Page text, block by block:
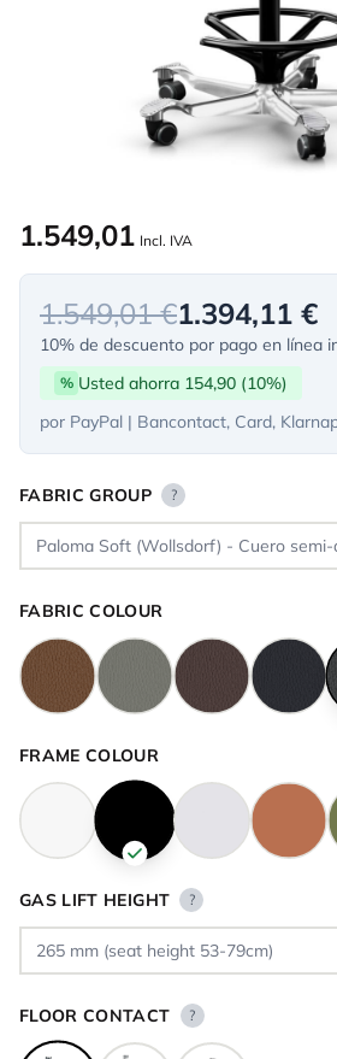
1.549,01 Incl. IVA
1.549,01 €1.394,11 €
10% de descuento por pago en línea
% Usted ahorra 154,90 (10%)
por PayPal | Bancontact, Card,
FABRIC GROUP ?
FABRIC COLOUR
FRAME COLOUR
GAS LIFT HEIGHT ?
FLOOR CONTACT ?